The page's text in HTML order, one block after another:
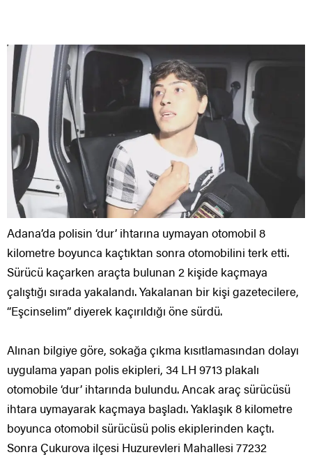
Adana’da polisin ‘dur’ ihtarına uymayan otomobil 8
kilometre boyunca kaçtıktan sonra otomobilini terk etti.
Sürücü kaçarken araçta bulunan 2 kişide kaçmaya
çalıştığı sırada yakalandı. Yakalanan bir kişi gazetecilere,
“Eşcinselim” diyerek kaçırıldığı öne sürdü.
Alınan bilgiye göre, sokağa çıkma kısıtlamasından dolayı
uygulama yapan polis ekipleri, 34 LH 9713 plakalı
otomobile ‘dur’ ihtarında bulundu. Ancak araç sürücüsü
ihtara uymayarak kaçmaya başladı. Yaklaşık 8 kilometre
boyunca otomobil sürücüsü polis ekiplerinden kaçtı.
Sonra Çukurova ilçesi Huzurevleri Mahallesi 77232